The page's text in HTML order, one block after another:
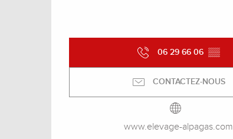
06 29 66 06 ▒▒
CONTACTEZ-NOUS
www.elevage-alpagas.com